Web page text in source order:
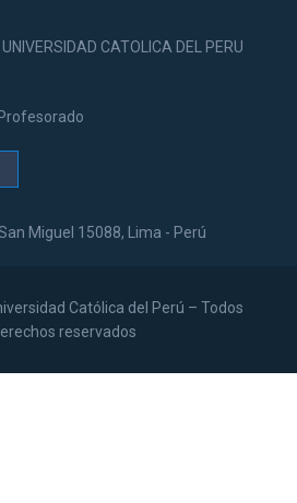
CATOLICA DEL PERU
Miguel 15088, Lima - Perú
Católica del Perú – Todos
reservados